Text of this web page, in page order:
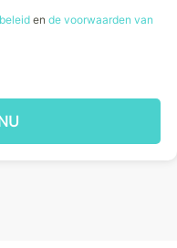
en de voorwaarden van